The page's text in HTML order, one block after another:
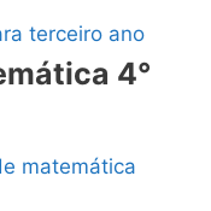
terceiro ano
4°
matemática